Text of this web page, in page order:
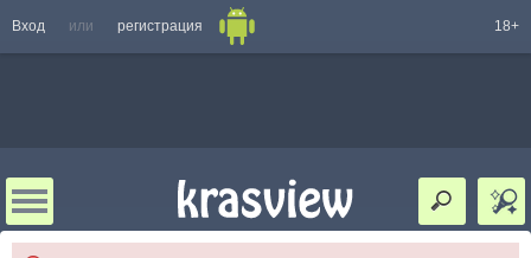
Вход или регистрация 18+